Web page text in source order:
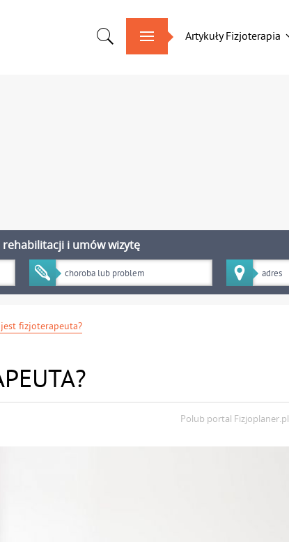
Artykuły Fizjoterapia
i umów wizytę
fizjoterapeuta?
Polub portal Fizjoplaner.pl